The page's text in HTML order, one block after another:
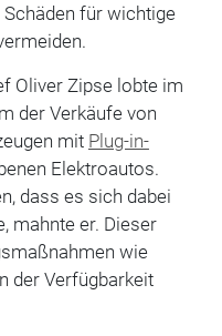
für wichtige
Oliver Zipse lobte im
der Verkäufe von
mit Plug-in-
Elektroautos.
dass es sich dabei
mahnte er. Dieser
wie
der Verfügbarkeit